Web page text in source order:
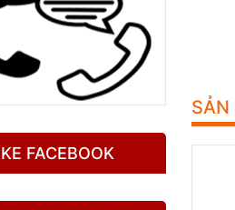
SẢN
FACEBOOK